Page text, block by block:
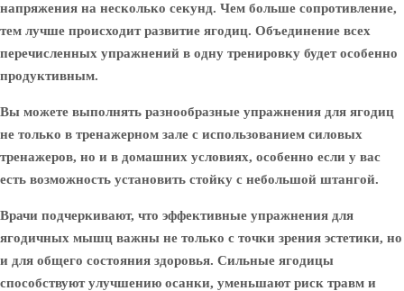
напряжения на несколько секунд. Чем больше сопротивление,
тем лучше происходит развитие ягодиц. Объединение всех
перечисленных упражнений в одну тренировку будет особенно
продуктивным.
Вы можете выполнять разнообразные упражнения для ягодиц
не только в тренажерном зале с использованием силовых
тренажеров, но и в домашних условиях, особенно если у вас
есть возможность установить стойку с небольшой штангой.
Врачи подчеркивают, что эффективные упражнения для
ягодичных мышц важны не только с точки зрения эстетики, но
и для общего состояния здоровья. Сильные ягодицы
способствуют улучшению осанки, уменьшают риск травм и